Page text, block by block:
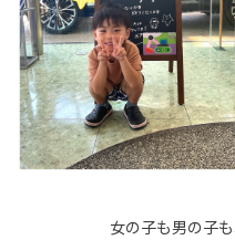
女の子も男の子